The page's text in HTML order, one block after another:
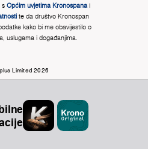
s Općim uvjetima Kronospana i
te da društvo Kronospan
kako bi me obavijestilo o
uslugama i događanjima.
Limited 2026